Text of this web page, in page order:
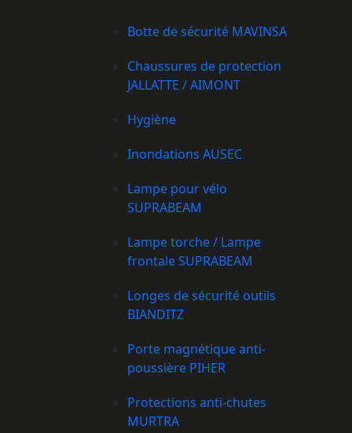
Botte de sécurité MAVINSA
Chaussures de protection
JALLATTE / AIMONT
Hygiène
Inondations AUSEC
Lampe pour vélo
SUPRABEAM
Lampe torche / Lampe
frontale SUPRABEAM
Longes de sécurité outils
BIANDITZ
Porte magnétique anti-
poussière PIHER
Protections anti-chutes
MURTRA